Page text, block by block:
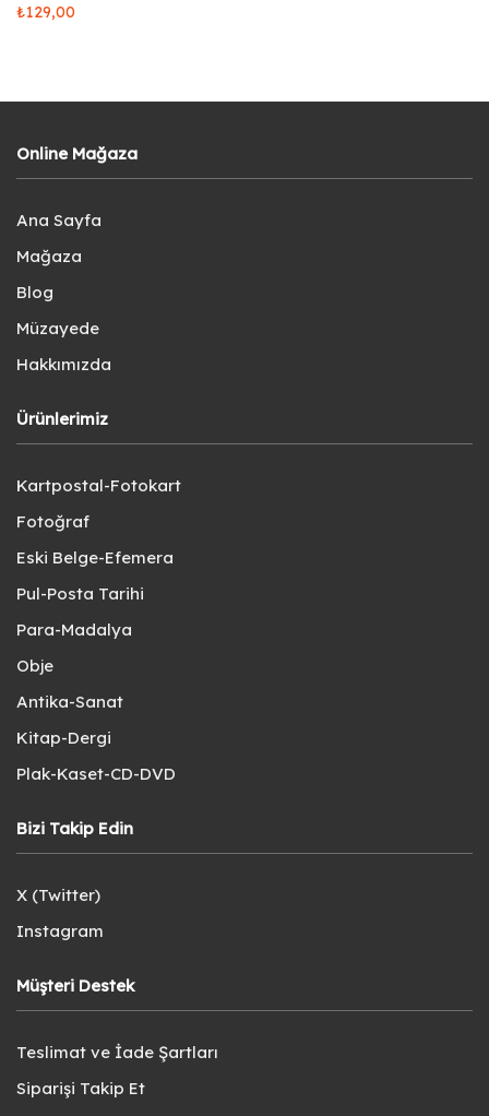
₺129,00
Online Mağaza
Ana Sayfa
Mağaza
Blog
Müzayede
Hakkımızda
Ürünlerimiz
Kartpostal-Fotokart
Fotoğraf
Eski Belge-Efemera
Pul-Posta Tarihi
Para-Madalya
Obje
Antika-Sanat
Kitap-Dergi
Plak-Kaset-CD-DVD
Bizi Takip Edin
X (Twitter)
Instagram
Müşteri Destek
Teslimat ve İade Şartları
Siparişi Takip Et